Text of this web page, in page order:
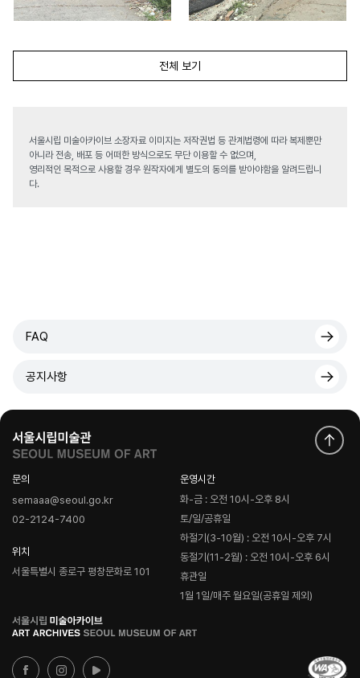
전체 보기
서울시립 미술아카이브 소장자료 이미지는 저작권법 등 관계법령에 따라 복제뿐만
아니라 전송, 배포 등 어떠한 방식으로도 무단 이용할 수 없으며,
영리적인 목적으로 사용할 경우 원작자에게 별도의 동의를 받아야함을 알려드립니
다.
FAQ
공지사항
문의
semaaa@seoul.go.kr
02-2124-7400
위치
서울특별시 종로구 평창문화로 101
운영시간
화-금 : 오전 10시-오후 8시
토/일/공휴일
하절기(3-10월) : 오전 10시-오후 7시
동절기(11-2월) : 오전 10시-오후 6시
휴관일
1월 1일/매주 월요일(공휴일 제외)
로
고